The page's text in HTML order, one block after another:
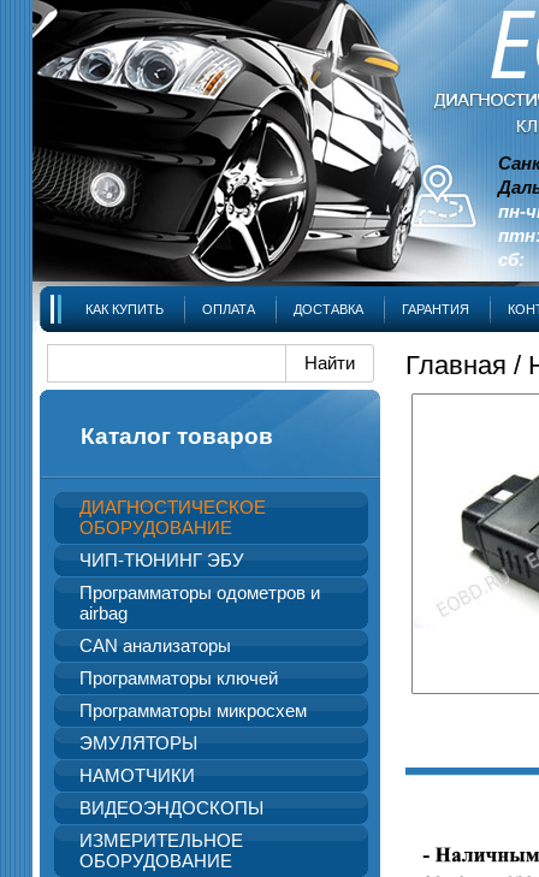
пн-
сб:
КАК КУПИТЬ ОПЛАТА ДОСТАВКА ГАРАНТИЯ
Каталог товаров
ДИАГНОСТИЧЕСКОЕ
ОБОРУДОВАНИЕ
ЧИП-ТЮНИНГ ЭБУ
Программаторы одометров и
airbag
CAN анализаторы
Программаторы ключей
Программаторы микросхем
ЭМУЛЯТОРЫ
НАМОТЧИКИ
ВИДЕОЭНДОСКОПЫ
ИЗМЕРИТЕЛЬНОЕ
ОБОРУДОВАНИЕ
Главная /